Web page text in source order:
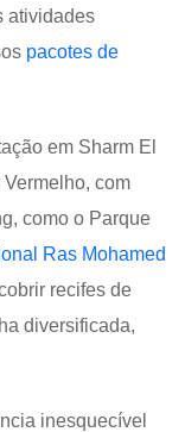
atividades
pacotes de
em Sharm El
com
como o Parque
Ras Mohamed
recifes de
diversificada,
inesquecível